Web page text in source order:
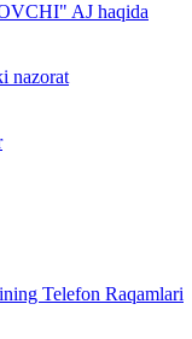
AJ haqida
nazorat
Telefon Raqamlari